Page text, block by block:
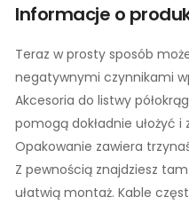
Informacje o
Teraz w prosty sposób
negatywnymi czynnikami
Akcesoria do listwy
pomogą dokładnie ułożyć
Opakowanie zawiera
Z pewnością znajdziesz
ułatwią montaż. Kable